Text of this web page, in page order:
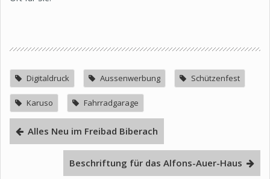
Digitaldruck Aussenwerbung Schützenfest
Karuso Fahrradgarage
Alles Neu im Freibad Biberach
Beschriftung für das Alfons-Auer-Haus